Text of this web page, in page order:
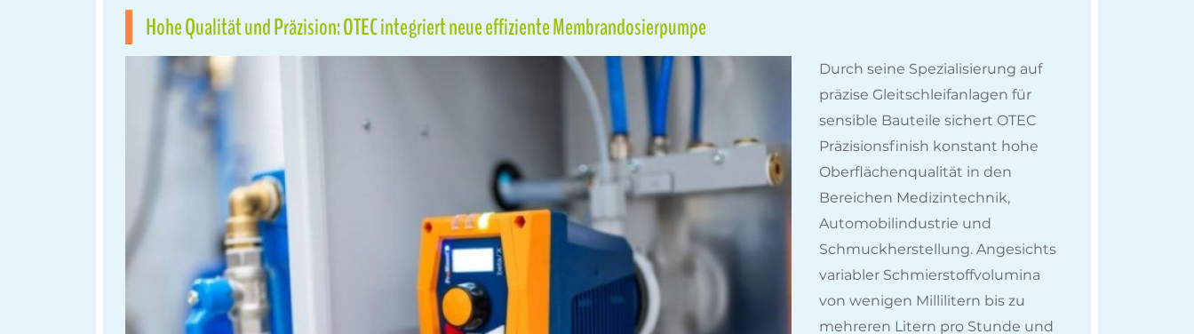
Hohe Qualität und Präzision: OTEC integriert neue effiziente Membrandosierpumpe
Durch seine Spezialisierung auf
präzise Gleitschleifanlagen für
sensible Bauteile sichert OTEC
Präzisionsfinish konstant hohe
Oberflächenqualität in den
Bereichen Medizintechnik,
Automobilindustrie und
Schmuckherstellung. Angesichts
variabler Schmierstoffvolumina
von wenigen Millilitern bis zu
mehreren Litern pro Stunde und